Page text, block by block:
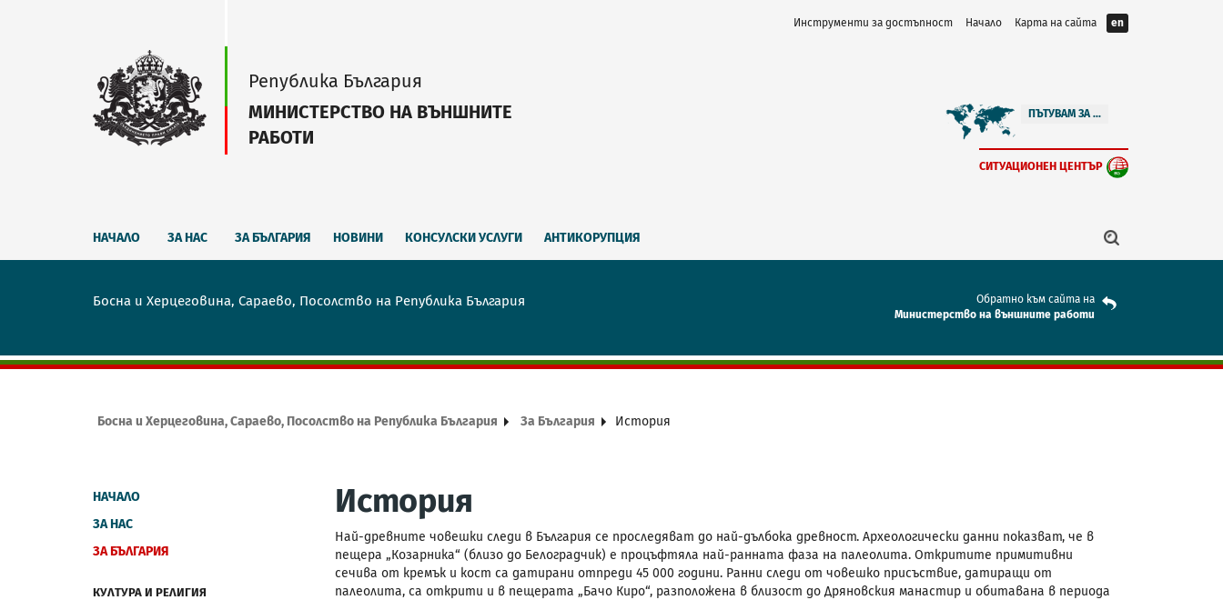
Инструменти за достъпност Начало Карта на сайта en
Република България
МИНИСТЕРСТВО НА ВЪНШНИТЕ
РАБОТИ
ПЪТУВАМ ЗА ...
СИТУАЦИОНЕН ЦЕНТЪР
НАЧАЛО ЗА НАС ЗА БЪЛГАРИЯ НОВИНИ КОНСУЛСКИ УСЛУГИ АНТИКОРУПЦИЯ
Босна и Херцеговина, Сараево, Посолство на Република България
Обратно към сайта на
Mинистерство на външните работи
Босна и Херцеговина, Сараево, Посолство на Република България За България История
НАЧАЛО
ЗА НАС
ЗА БЪЛГАРИЯ
КУЛТУРА И РЕЛИГИЯ
История
Най-древните човешки следи в България се проследяват до най-дълбока древност. Археологически данни показват, че в
пещера „Козарника“ (близо до Белоградчик) е процъфтяла най-ранната фаза на палеолита. Откритите примитивни
сечива от кремък и кост са датирани отпреди 45 000 години. Ранни следи от човешко присъствие, датиращи от
палеолита, са открити и в пещерата „Бачо Киро“, разположена в близост до Дряновския манастир и обитавана в периода